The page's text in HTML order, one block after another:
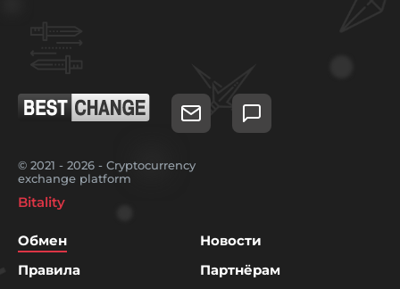
© 2021 - 2026 - Cryptocurrency
exchange platform
Bitality
Обмен
Новости
Правила
Партнёрам